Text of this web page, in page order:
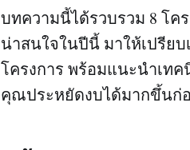
บทความนี้ได้รวบรวม 8 โค
น่าสนใจในปีนี้ มาให้เปรีย
โครงการ พร้อมแนะนำเท
คุณประหยัดงบได้มากขึ้นก่